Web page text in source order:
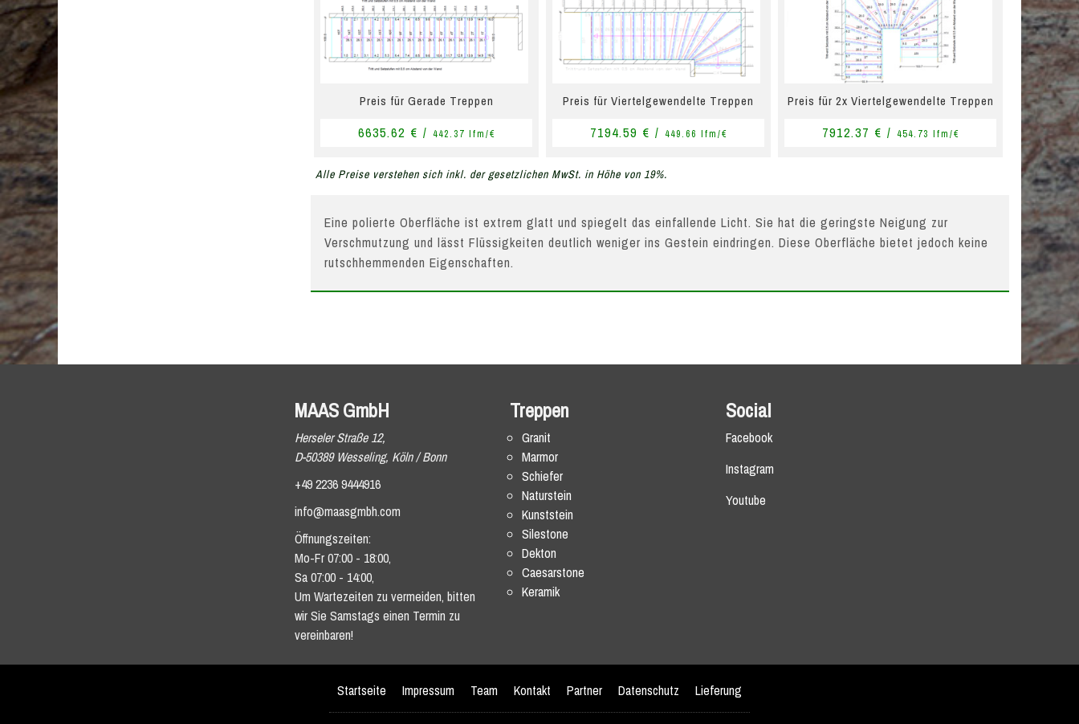
Preis für Gerade Treppen
6635.62 € / 442.37 lfm/€
Preis für Viertelgewendelte Treppen
7194.59 € / 449.66 lfm/€
Preis für 2x Viertelgewendelte Treppen
7912.37 € / 454.73 lfm/€
Alle Preise verstehen sich inkl. der gesetzlichen MwSt. in Höhe von 19%.
Eine polierte Oberfläche ist extrem glatt und spiegelt das einfallende Licht. Sie hat die geringste Neigung zur
Verschmutzung und lässt Flüssigkeiten deutlich weniger ins Gestein eindringen. Diese Oberfläche bietet jedoch keine
rutschhemmenden Eigenschaften.
MAAS GmbH
Herseler Straße 12,
D-50389 Wesseling, Köln / Bonn
+49 2236 9444916
info@maasgmbh.com
Öffnungszeiten:
Mo-Fr 07:00 - 18:00,
Sa 07:00 - 14:00,
Um Wartezeiten zu vermeiden, bitten
wir Sie Samstags einen Termin zu
vereinbaren!
Treppen
Granit
Marmor
Schiefer
Naturstein
Kunststein
Silestone
Dekton
Caesarstone
Keramik
Social
Facebook
Instagram
Youtube
Startseite Impressum Team Kontakt Partner Datenschutz Lieferung